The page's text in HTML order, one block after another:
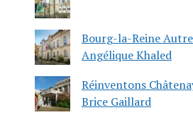
Bourg-la-Reine
Angélique Khaled
Réinventons
Brice Gaillard